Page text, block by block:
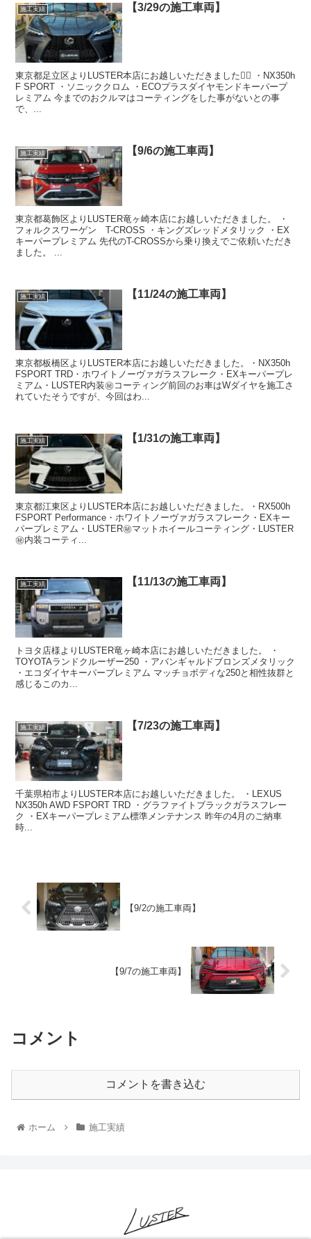
施工実績 【3/29の施工車両】
東京都足立区よりLUSTER本店にお越しいただきました🙇‍♂️ ・NX350h
F SPORT ・ソニッククロム ・ECOプラスダイヤモンドキーパープ
レミアム 今までのおクルマはコーティングをした事がないとの事
で、...
施工実績 【9/6の施工車両】
東京都葛飾区よりLUSTER竜ヶ崎本店にお越しいただきました。 ・
フォルクスワーゲン T-CROSS ・キングズレッドメタリック ・EX
キーパープレミアム 先代のT-CROSSから乗り換えでご依頼いただき
ました。 ...
施工実績 【11/24の施工車両】
東京都板橋区よりLUSTER本店にお越しいただきました。・NX350h
FSPORT TRD・ホワイトノーヴァガラスフレーク・EXキーパープレ
ミアム・LUSTER内装㊙️コーティング前回のお車はWダイヤを施工さ
れていたそうですが、今回はわ...
施工実績 【1/31の施工車両】
東京都江東区よりLUSTER本店にお越しいただきました。・RX500h
FSPORT Performance・ホワイトノーヴァガラスフレーク・EXキー
パープレミアム・LUSTER㊙️マットホイールコーティング・LUSTER
㊙️内装コーティ...
施工実績 【11/13の施工車両】
トヨタ店様よりLUSTER竜ヶ崎本店にお越しいただきました。 ・
TOYOTAランドクルーザー250 ・アバンギャルドブロンズメタリック
・エコダイヤキーパープレミアム マッチョボディな250と相性抜群と
感じるこのカ...
施工実績 【7/23の施工車両】
千葉県柏市よりLUSTER本店にお越しいただきました。 ・LEXUS
NX350h AWD FSPORT TRD ・グラファイトブラックガラスフレー
ク ・EXキーパープレミアム標準メンテナンス 昨年の4月のご納車
時...
【9/2の施工車両】
【9/7の施工車両】
コメント
コメントを書き込む
ホーム 施工実績